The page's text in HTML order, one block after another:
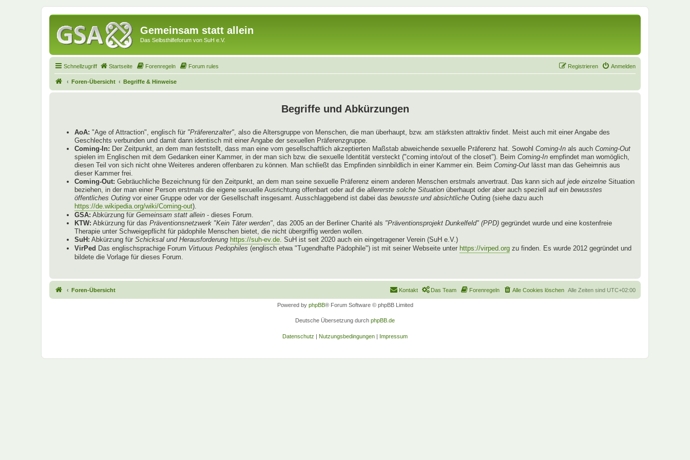
Gemeinsam statt allein
Das Selbsthilfeforum von SuH e.V.
Schnellzugriff Startseite Forenregeln Forum rules Anmelden
Registrieren
Foren-Übersicht Begriffe & Hinweise
Begriffe und Abkürzungen
AoA: "Age of Attraction", englisch für "Präferenzalter" , also die Altersgruppe von Menschen, die man überhaupt, bzw. am stärksten attraktiv findet. Meist auch mit einer Angabe des
Geschlechts verbunden und damit dann identisch mit einer Angabe der sexuellen Präferenzgruppe.
Coming-In: Der Zeitpunkt, an dem man feststellt, dass man eine vom gesellschaftlich akzeptierten Maßstab abweichende sexuelle Präferenz hat. Sowohl Coming-In als auch Coming-Out
spielen im Englischen mit dem Gedanken einer Kammer, in der man sich bzw. die sexuelle Identität versteckt ("coming into/out of the closet"). Beim Coming-In empfindet man womöglich,
diesen Teil von sich nicht ohne Weiteres anderen offenbaren zu können. Man schließt das Empfinden sinnbildlich in einer Kammer ein. Beim Coming-Out lässt man das Geheimnis aus
dieser Kammer frei.
Coming-Out: Gebräuchliche Bezeichnung für den Zeitpunkt, an dem man seine sexuelle Präferenz einem anderen Menschen erstmals anvertraut. Das kann sich auf jede einzelne Situation
beziehen, in der man einer Person erstmals die eigene sexuelle Ausrichtung offenbart oder auf die allererste solche Situation überhaupt oder aber auch speziell auf ein bewusstes
öffentliches Outing vor einer Gruppe oder vor der Gesellschaft insgesamt. Ausschlaggebend ist dabei das bewusste und absichtliche Outing (siehe dazu auch
https://de.wikipedia.org/wiki/Coming-out).
GSA: Abkürzung für Gemeinsam statt allein - dieses Forum.
KTW: Abkürzung für das Präventionsnetzwerk "Kein Täter werden" , das 2005 an der Berliner Charité als "Präventionsprojekt Dunkelfeld" (PPD) gegründet wurde und eine kostenfreie
Therapie unter Schweigepflicht für pädophile Menschen bietet, die nicht übergriffig werden wollen.
SuH: Abkürzung für Schicksal und Herausforderung https://suh-ev.de . SuH ist seit 2020 auch ein eingetragener Verein (SuH e.V.)
VirPed Das englischsprachige Forum Virtuous Pedophiles (englisch etwa "Tugendhafte Pädophile") ist mit seiner Webseite unter https://virped.org zu finden. Es wurde 2012 gegründet und
bildete die Vorlage für dieses Forum.
Foren-Übersicht Alle Zeiten sind UTC+02:00
Alle Cookies löschen
Forenregeln
Das Team
Kontakt
Powered by phpBB® Forum Software © phpBB Limited
Deutsche Übersetzung durch phpBB.de
Datenschutz | Nutzungsbedingungen | Impressum